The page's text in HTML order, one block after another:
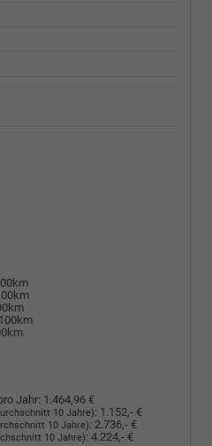
Jahr: 1.464,96 €
10 Jahre): 1.152,- €
10 Jahre): 2.736,- €
10 Jahre): 4.224,- €